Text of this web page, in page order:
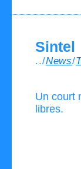
Sintel
../News/
Un court
libres.